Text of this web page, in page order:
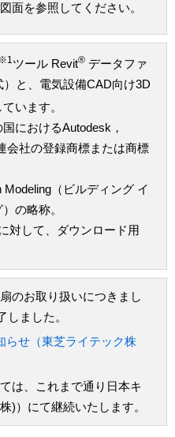
面を参照してください。
ツール Revit® データファ
と、電気設備CAD向け3D
ています。
におけるAutodesk，
会社の登録商標または商標
（ビルディング イ
の略称。
対して、ダウンロード用
のお取り扱いにつきまし
しました。
らせ（東芝ライテック株
は、これまで通り日本キ
)）にて継続いたします。